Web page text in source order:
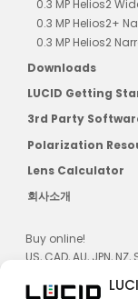
0.3 MP Helios2
0.3 MP Helios2+
0.3 MP Helios2
Downloads
LUCID Getting
3rd Party
Polarization
Lens Calculator
회사소개
Buy online!
US, CAD, AU, JPN,